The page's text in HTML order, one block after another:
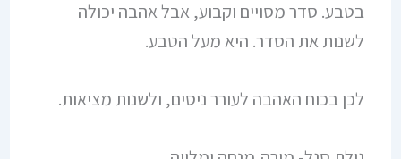
בטבע. סדר מסויים וקבוע, אבל אהבה יכולה
לשנות את הסדר. היא מעל הטבע.
לכן בכוח האהבה לעורר ניסים, ולשנות מציאות.